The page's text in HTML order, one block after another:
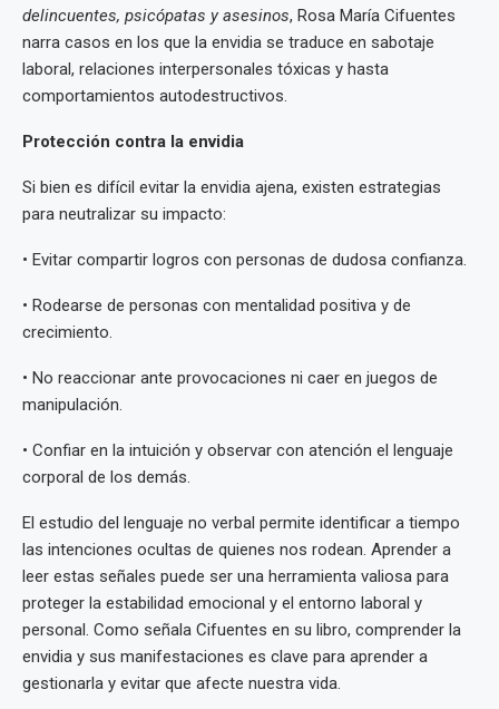
delincuentes, psicópatas y asesinos, Rosa María Cifuentes
narra casos en los que la envidia se traduce en sabotaje
laboral, relaciones interpersonales tóxicas y hasta
comportamientos autodestructivos.
Protección contra la envidia
Si bien es difícil evitar la envidia ajena, existen estrategias
para neutralizar su impacto:
• Evitar compartir logros con personas de dudosa confianza.
• Rodearse de personas con mentalidad positiva y de
crecimiento.
• No reaccionar ante provocaciones ni caer en juegos de
manipulación.
• Confiar en la intuición y observar con atención el lenguaje
corporal de los demás.
El estudio del lenguaje no verbal permite identificar a tiempo
las intenciones ocultas de quienes nos rodean. Aprender a
leer estas señales puede ser una herramienta valiosa para
proteger la estabilidad emocional y el entorno laboral y
personal. Como señala Cifuentes en su libro, comprender la
envidia y sus manifestaciones es clave para aprender a
gestionarla y evitar que afecte nuestra vida.